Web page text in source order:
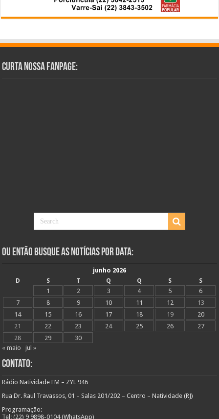
Curta Nossa Fanpage:
Ou Então Busque as Notícias Por Data:
junho 2026
D
S T Q Q S
S
1
2 3 4 5
6
7
8 9 10 11 12
13
14
15 16 17 18 19
20
21
22 23 24 25 26
27
28
29
30
« maio
jul »
Contato:
Rádio Natividade FM – ZYL 946
Rua Dr. Raul Travassos, 01 – Salas 201/202 – Centro – Natividade (RJ)
Programação:
Tel: (22) 9 9898-0104 (WhatsApp)